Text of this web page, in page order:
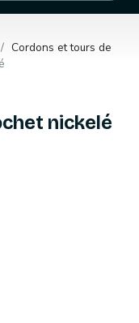
Cordons et tours de
nickelé